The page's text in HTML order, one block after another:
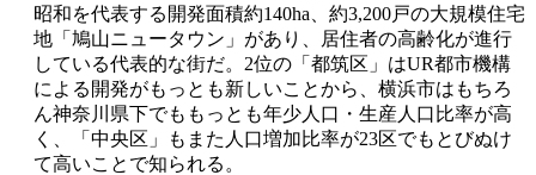
昭和を代表する開発面積約140ha、約3,200戸の大規模住宅
地「鳩山ニュータウン」があり、居住者の高齢化が進行
している代表的な街だ。2位の「都筑区」はUR都市機構
による開発がもっとも新しいことから、横浜市はもちろ
ん神奈川県下でももっとも年少人口・生産人口比率が高
く、「中央区」もまた人口増加比率が23区でもとびぬけ
て高いことで知られる。